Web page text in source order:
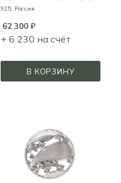
925, Россия
62 300₽
+ 6 230 на счёт
В КОРЗИНУ